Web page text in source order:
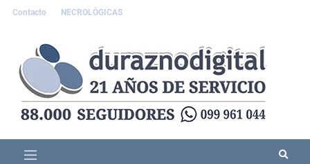
Contacto NECROLÓGICAS